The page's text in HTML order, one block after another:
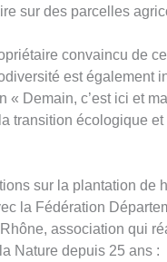
sur des parcelles
convaincu de
est également
« Demain, c’est ici et
transition écologique
sur la plantation de
la Fédération
association qui
Nature depuis 25 ans :